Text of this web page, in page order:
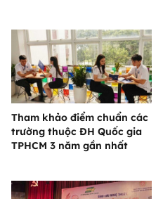
Tham khảo điểm chuẩn các
trường thuộc ĐH Quốc gia
TPHCM 3 năm gần nhất